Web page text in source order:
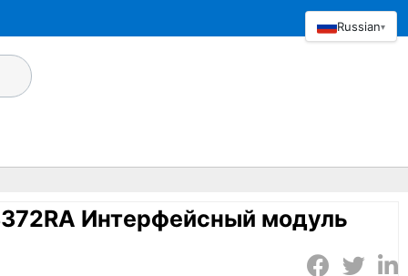
Интерфейсный модуль
Russian▾